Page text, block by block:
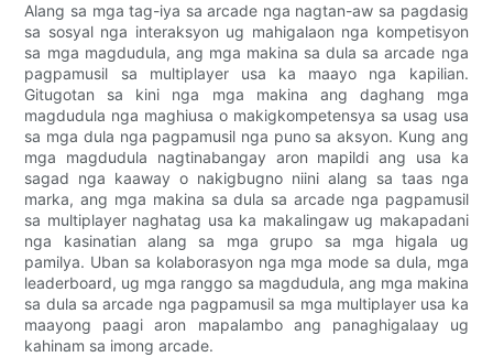
Alang sa mga tag-iya sa arcade nga nagtan-aw sa pagdasig
sa sosyal nga interaksyon ug mahigalaon nga kompetisyon
sa mga magdudula, ang mga makina sa dula sa arcade nga
pagpamusil sa multiplayer usa ka maayo nga kapilian.
Gitugotan sa kini nga mga makina ang daghang mga
magdudula nga maghiusa o makigkompetensya sa usag usa
sa mga dula nga pagpamusil nga puno sa aksyon. Kung ang
mga magdudula nagtinabangay aron mapildi ang usa ka
sagad nga kaaway o nakigbugno niini alang sa taas nga
marka, ang mga makina sa dula sa arcade nga pagpamusil
sa multiplayer naghatag usa ka makalingaw ug makapadani
nga kasinatian alang sa mga grupo sa mga higala ug
pamilya. Uban sa kolaborasyon nga mga mode sa dula, mga
leaderboard, ug mga ranggo sa magdudula, ang mga makina
sa dula sa arcade nga pagpamusil sa mga multiplayer usa ka
maayong paagi aron mapalambo ang panaghigalaay ug
kahinam sa imong arcade.